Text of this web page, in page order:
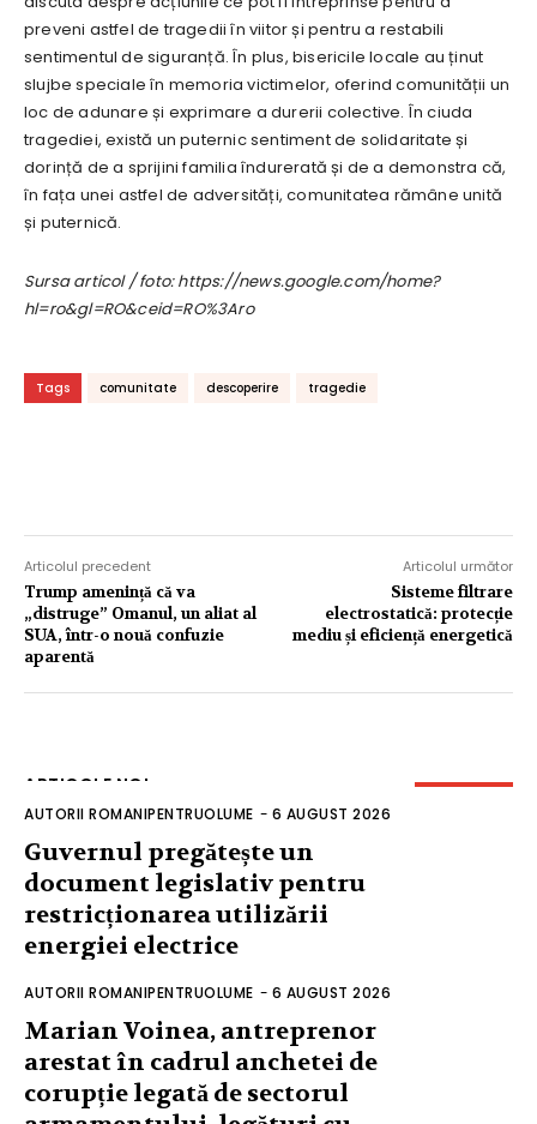
preveni astfel de tragedii în viitor și pentru a restabili
sentimentul de siguranță. În plus, bisericile locale au ținut
slujbe speciale în memoria victimelor, oferind comunității un
loc de adunare și exprimare a durerii colective. În ciuda
tragediei, există un puternic sentiment de solidaritate și
dorință de a sprijini familia îndurerată și de a demonstra că,
în fața unei astfel de adversități, comunitatea rămâne unită
și puternică.
Sursa articol / foto: https://news.google.com/home?
hl=ro&gl=RO&ceid=RO%3Aro
Tags comunitate descoperire tragedie
Articolul precedent
Trump amenință că va
„distruge” Omanul, un aliat al
SUA, într-o nouă confuzie
aparentă
Articolul următor
Sisteme filtrare
electrostatică: protecție
mediu și eficiență energetică
ARTICOLE NOI
AUTORII ROMANIPENTRUOLUME - 6 AUGUST 2026
Guvernul pregătește un
document legislativ pentru
restricționarea utilizării
energiei electrice
AUTORII ROMANIPENTRUOLUME - 6 AUGUST 2026
Marian Voinea, antreprenor
arestat în cadrul anchetei de
corupție legată de sectorul